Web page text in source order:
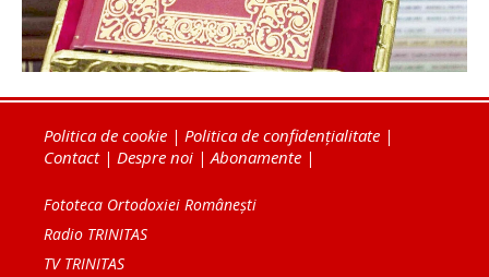
Politica de cookie | Politica de confidențialitate |
Contact| Despre noi |Abonamente |
Fototeca Ortodoxiei Românești
Radio TRINITAS
TV TRINITAS